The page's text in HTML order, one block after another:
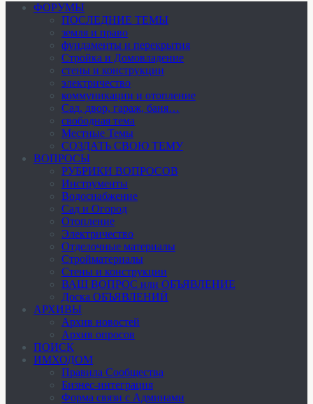
ФОРУМЫ
ПОСЛЕДНИЕ ТЕМЫ
земля и право
фундаменты и перекрытия
Стройка и Домовладение
стены и конструкции
электричество
коммуникации и отопление
Cад, двор, гараж, баня…
свободная тема
Местные Темы
СОЗДАТЬ СВОЮ ТЕМУ
ВОПРОСЫ
РУБРИКИ ВОПРОСОВ
Инструменты
Водоснабжение
Сад и Огород
Отопление
Электричество
Отделочные материалы
Стройматериалы
Стены и конструкции
ВАШ ВОПРОС или ОБЪЯВЛЕНИЕ
Доска ОБЪЯВЛЕНИЙ
АРХИВЫ
Архив новостей
Архив опросов
ПОИСК
ИМХОДОМ
Правила Сообщества
Бизнес-интеграция
Форма связи с Админами